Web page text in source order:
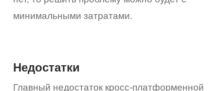
минимальными затратами.
Недостатки
Главный недостаток кросс-платформенной